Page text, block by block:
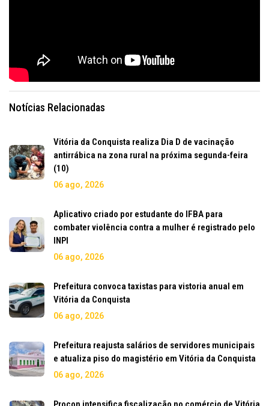
Notícias Relacionadas
Vitória da Conquista realiza Dia D de vacinação
antirrábica na zona rural na próxima segunda-feira
(10)
06 ago, 2026
Aplicativo criado por estudante do IFBA para
combater violência contra a mulher é registrado pelo
INPI
06 ago, 2026
Prefeitura convoca taxistas para vistoria anual em
Vitória da Conquista
06 ago, 2026
Prefeitura reajusta salários de servidores municipais
e atualiza piso do magistério em Vitória da Conquista
06 ago, 2026